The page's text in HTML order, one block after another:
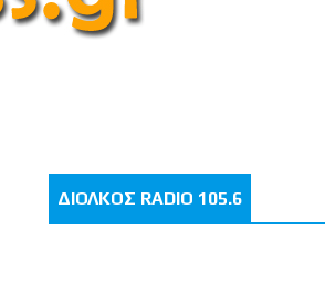
ΔΙΟΛΚΟΣ RADIO 105.6